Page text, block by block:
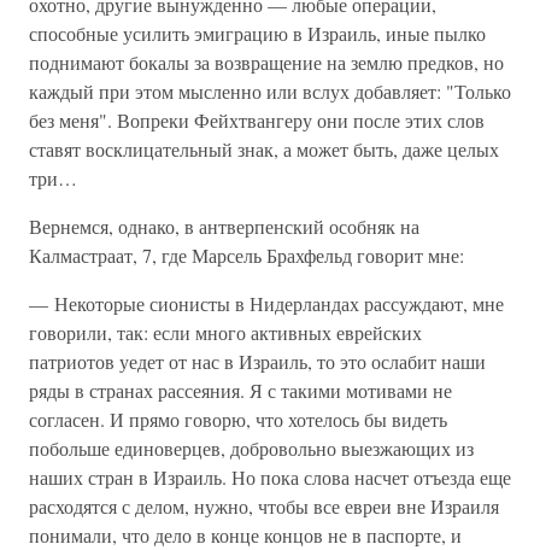
способные усилить эмиграцию в Израиль, иные пылко
поднимают бокалы за возвращение на землю предков, но
каждый при этом мысленно или вслух добавляет: "Только
без меня". Вопреки Фейхтвангеру они после этих слов
ставят восклицательный знак, а может быть, даже целых
три…
Вернемся, однако, в антверпенский особняк на
Калмастраат, 7, где Марсель Брахфельд говорит мне:
— Некоторые сионисты в Нидерландах рассуждают, мне
говорили, так: если много активных еврейских
патриотов уедет от нас в Израиль, то это ослабит наши
ряды в странах рассеяния. Я с такими мотивами не
согласен. И прямо говорю, что хотелось бы видеть
побольше единоверцев, добровольно выезжающих из
наших стран в Израиль. Но пока слова насчет отъезда еще
расходятся с делом, нужно, чтобы все евреи вне Израиля
понимали, что дело в конце концов не в паспорте, и